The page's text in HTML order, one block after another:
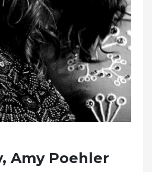
Amy Poehler